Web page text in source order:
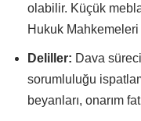
olabilir. Küçük
Hukuk
Deliller: Dava
sorumluluğu
beyanları, onarım